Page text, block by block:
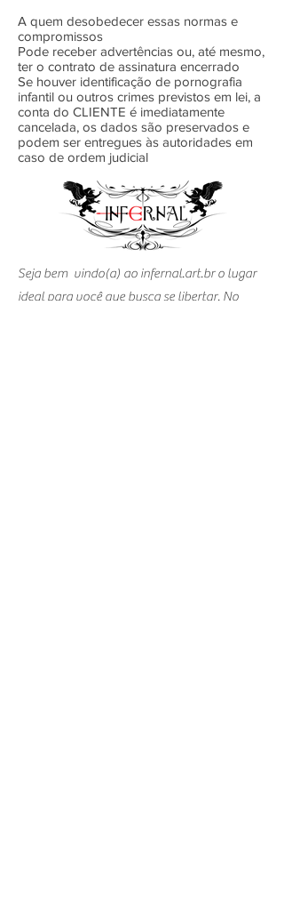
A quem desobedecer essas normas e
compromissos
Pode receber advertências ou, até mesmo,
ter o contrato de assinatura encerrado
Se houver identificação de pornografia
infantil ou outros crimes previstos em lei, a
conta do CLIENTE é imediatamente
cancelada, os dados são preservados e
podem ser entregues às autoridades em
caso de ordem judicial
Seja bem vindo(a) ao infernal.art.br o lugar
ideal para você que busca se libertar. No